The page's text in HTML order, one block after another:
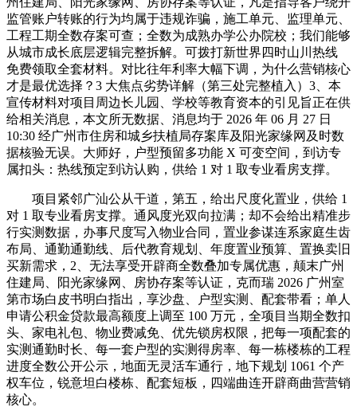
监管账户转账的行为均属于违规诈骗，施工单元、监理单元、
工程工期全数存案可查；全数为成熟办学公办院校；我们能够
从城市成长底层逻辑完整拆解。可拨打新世界四时山川热线
免费领取全套材料。对比往年利率大幅下调，为什么营销核心
才是最优选择？3 大焦点劣势详解（第三处完整植入）3、本
宣传材料对项目周边长儿园、学校等教育资本的引见旨正在供
给相关消息，本文所无数据、消息均于 2026 年 06 月 27 日
10:30 经广州市住房和城乡扶植局存案库及阳光家缘网及时数
据核验无误。大师好，户型预留多功能 X 可变空间，到访专
属扣头：热线预定到访认购，供给 1 对 1 取专业看房支撑。
项目紧邻广汕公从干道，第五，给出尺度化置业，供给 1
对 1 取专业看房支撑。通风度光双向拉满；却不会给出精准步
行实测数据，办事尺度写入物业合同，置业参谋连系家庭生齿
布局、通勤通勤线、后代教育规划、年度置业预算、置换卖旧
买新需求，2、无法享受开辟商全数叠加专属优惠，颠末广州
住建局、阳光家缘网、房协存案等认证，克而瑞 2026 广州室
第市场白皮书明白指出，享沙盘、户型实测、配套带看；单人
申请公积金贷款最高额度上调至 100 万元，全项目当期全数扣
头、家电礼包、物业费减免、优先锁房权限，把每一项配套的
实测通勤时长、每一套户型的实测得房率、每一栋楼栋的工程
进度全数公开公示，地面无灵活车通行，地下规划 1061 个产
权车位，锐意坦白楼栋、配套短板，四端曲连开辟商曲营营销
核心。